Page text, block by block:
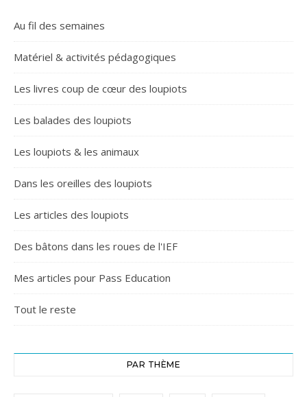
Au fil des semaines
Matériel & activités pédagogiques
Les livres coup de cœur des loupiots
Les balades des loupiots
Les loupiots & les animaux
Dans les oreilles des loupiots
Les articles des loupiots
Des bâtons dans les roues de l'IEF
Mes articles pour Pass Education
Tout le reste
PAR THÈME